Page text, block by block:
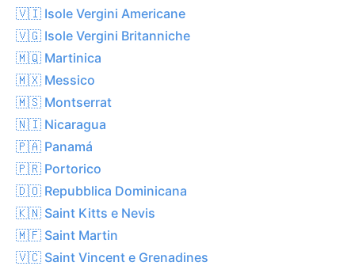
🇻🇮 Isole Vergini Americane
🇻🇬 Isole Vergini Britanniche
🇲🇶 Martinica
🇲🇽 Messico
🇲🇸 Montserrat
🇳🇮 Nicaragua
🇵🇦 Panamá
🇵🇷 Portorico
🇩🇴 Repubblica Dominicana
🇰🇳 Saint Kitts e Nevis
🇲🇫 Saint Martin
🇻🇨 Saint Vincent e Grenadines